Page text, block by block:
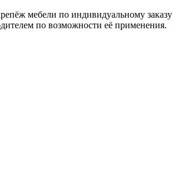
мебели по индивидуальному заказу
по возможности её применения.